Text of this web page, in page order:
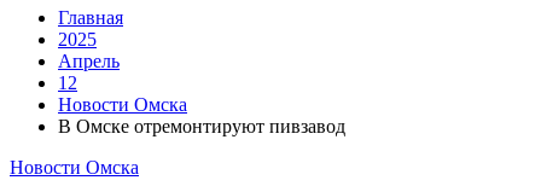
Главная
2025
Апрель
12
Новости Омска
В Омске отремонтируют пивзавод
Новости Омска